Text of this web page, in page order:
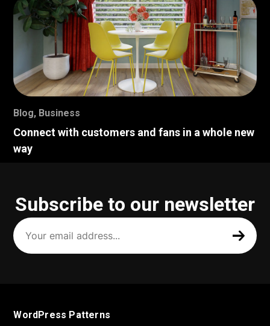
Blog, Business
Connect with customers and fans in a whole new
way
Subscribe to our newsletter
Your
email
address
(Required)
WordPress Patterns